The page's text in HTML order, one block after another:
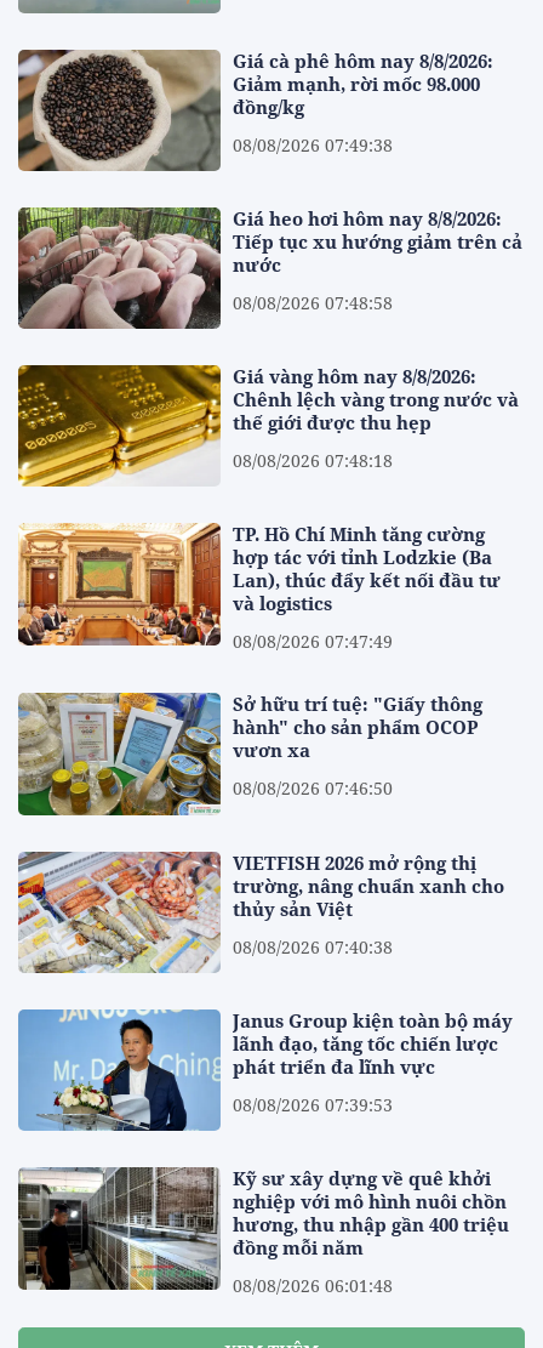
Giá cà phê hôm nay 8/8/2026:
Giảm mạnh, rời mốc 98.000
đồng/kg
08/08/2026 07:49:38
Giá heo hơi hôm nay 8/8/2026:
Tiếp tục xu hướng giảm trên cả
nước
08/08/2026 07:48:58
Giá vàng hôm nay 8/8/2026:
Chênh lệch vàng trong nước và
thế giới được thu hẹp
08/08/2026 07:48:18
TP. Hồ Chí Minh tăng cường
hợp tác với tỉnh Lodzkie (Ba
Lan), thúc đẩy kết nối đầu tư
và logistics
08/08/2026 07:47:49
Sở hữu trí tuệ: "Giấy thông
hành" cho sản phẩm OCOP
vươn xa
08/08/2026 07:46:50
VIETFISH 2026 mở rộng thị
trường, nâng chuẩn xanh cho
thủy sản Việt
08/08/2026 07:40:38
Janus Group kiện toàn bộ máy
lãnh đạo, tăng tốc chiến lược
phát triển đa lĩnh vực
08/08/2026 07:39:53
Kỹ sư xây dựng về quê khởi
nghiệp với mô hình nuôi chồn
hương, thu nhập gần 400 triệu
đồng mỗi năm
08/08/2026 06:01:48